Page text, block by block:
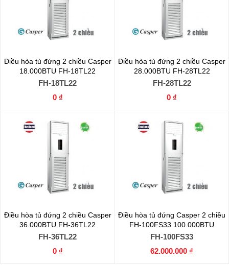
Điều hòa tủ đứng 2 chiều Casper
18.000BTU FH-18TL22
FH-18TL22
0 ₫
Điều hòa tủ đứng 2 chiều Casper
28.000BTU FH-28TL22
FH-28TL22
0 ₫
Điều hòa tủ đứng 2 chiều Casper
36.000BTU FH-36TL22
FH-36TL22
0 ₫
Điều hòa tủ đứng Casper 2 chiều
FH-100FS33 100.000BTU
FH-100FS33
62.000.000 ₫